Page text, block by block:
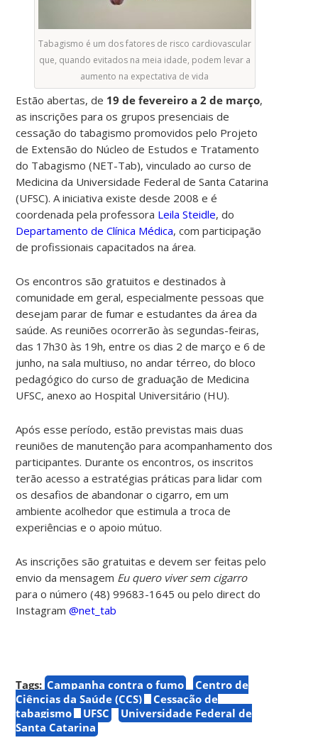
Tabagismo é um dos fatores de risco cardiovascular
que, quando evitados na meia idade, podem levar a
aumento na expectativa de vida
Estão abertas, de 19 de fevereiro a 2 de março,
as inscrições para os grupos presenciais de
cessação do tabagismo promovidos pelo Projeto
de Extensão do Núcleo de Estudos e Tratamento
do Tabagismo (NET-Tab), vinculado ao curso de
Medicina da Universidade Federal de Santa Catarina
(UFSC). A iniciativa existe desde 2008 e é
coordenada pela professora Leila Steidle, do
Departamento de Clínica Médica, com participação
de profissionais capacitados na área.
Os encontros são gratuitos e destinados à
comunidade em geral, especialmente pessoas que
desejam parar de fumar e estudantes da área da
saúde. As reuniões ocorrerão às segundas-feiras,
das 17h30 às 19h, entre os dias 2 de março e 6 de
junho, na sala multiuso, no andar térreo, do bloco
pedagógico do curso de graduação de Medicina
UFSC, anexo ao Hospital Universitário (HU).
Após esse período, estão previstas mais duas
reuniões de manutenção para acompanhamento dos
participantes. Durante os encontros, os inscritos
terão acesso a estratégias práticas para lidar com
os desafios de abandonar o cigarro, em um
ambiente acolhedor que estimula a troca de
experiências e o apoio mútuo.
As inscrições são gratuitas e devem ser feitas pelo
envio da mensagem Eu quero viver sem cigarro
para o número (48) 99683-1645 ou pelo direct do
Instagram@net_tab
Tags: Campanha contra o fumo
Centro de
Ciências da Saúde (CCS)
Cessação de
tabagismo
UFSC
Universidade Federal de
Santa Catarina